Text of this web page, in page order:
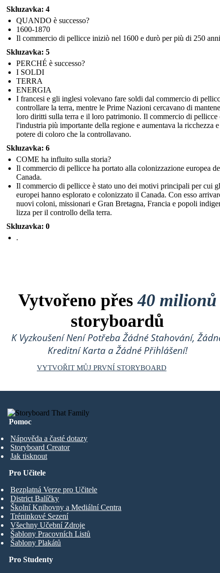
Skluzavka: 4
QUANDO è successo?
1600-1870
Il commercio di pellicce iniziò nel 1600 e durò per più di 250
Skluzavka: 5
PERCHÉ è successo?
I SOLDI
TERRA
ENERGIA
I francesi e gli inglesi volevano fare soldi dal commercio di
controllare la terra, mentre le Prime Nazioni cercavano di
loro diritti sulla terra e il loro patrimonio. Il commercio di pellicce
l'industria più importante della regione e aumentava la ricchezza
potere di coloro che la controllavano.
Skluzavka: 6
COME ha influito sulla storia?
Il commercio di pellicce ha portato alla colonizzazione europea
Canada.
Il commercio di pellicce è stato uno dei motivi principali per cui
europei hanno esplorato e colonizzato il Canada. Con esso
nuovi coloni, missionari e Gran Bretagna, Francia e popoli
lizza per il controllo della terra.
Skluzavka: 0
.
Vytvořeno přes40 milionů
storyboardů
K Vyzkoušení Není Potřeba Žádné Stahování,
Kreditní Karta a Žádné Přihlášení!
VYTVOŘIT MŮJ PRVNÍ STORYBOARD
Pomoc
Nápověda a časté dotazy
Storyboard Creator
Jak tisknout
Pro Studenty
Pro Učitele
Bezplatná Verze pro Učitele
District Balíčky
Školní Knihovny a Mediální Centra
Tréninkové Sezení
Všechny Učební Zdroje
Šablony Pracovních Listů
Šablony Plakátů